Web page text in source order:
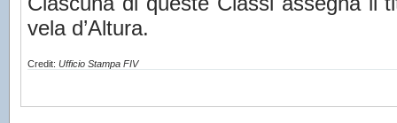
vela d’Altura.
Credit: Ufficio Stampa FIV